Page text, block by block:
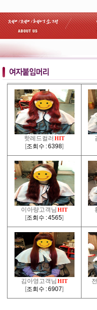
핫레드컬러 HIT
[조회수 : 6398]
이아량고객님 HIT
[조회수 : 4565]
김아영고객님 HIT
[조회수 : 6907]